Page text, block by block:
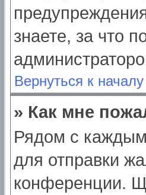
знаете, за что
Вернуться к началу
» Как мне
Рядом с
для отправки
конференции.